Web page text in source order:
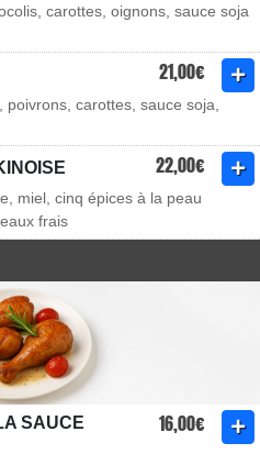
carottes, oignons, sauce soja
21,00€
carottes, sauce soja,
22,00€
miel, cinq épices à la peau
frais
SAUCE
16,00€